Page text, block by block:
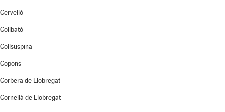
Cervelló
Collbató
Collsuspina
Copons
Corbera de Llobregat
Cornellà de Llobregat